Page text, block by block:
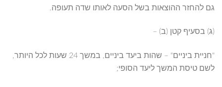
גם להחזר ההוצאות בשל הסעה לאותו שדה תעופה.
(ג) בסעיף קטן (ב) –
"חניית ביניים" – שהות ביעד ביניים, במשך 24 שעות לכל היותר,
לשם טיסת המשך ליעד הסופי;